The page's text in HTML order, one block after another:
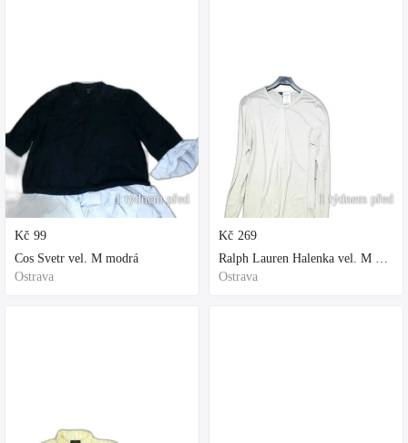
1 týdnem před
Kč 99
Cos Svetr vel. M modrá
Ostrava
1 týdnem před
Kč 269
Ralph Lauren Halenka vel. M bílá
Ostrava